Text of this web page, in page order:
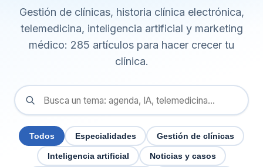
Gestión de clínicas, historia clínica electrónica,
telemedicina, inteligencia artificial y marketing
médico: 285 artículos para hacer crecer tu
clínica.
Todos Especialidades Gestión de clínicas
Inteligencia artificial Noticias y casos